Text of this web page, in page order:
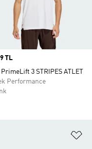
TL
PrimeLift 3 STRIPES ATLET
Performance